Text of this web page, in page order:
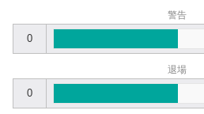
警告
0
退場
0